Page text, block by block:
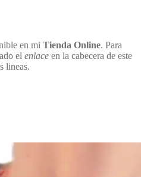
en mi Tienda Online. Para
el enlace en la cabecera de este
lineas.